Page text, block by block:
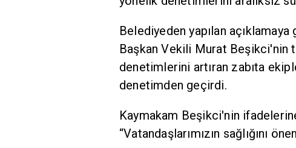
Belediyeden yapılan
Başkan Vekili Murat Beşikci'nin
denetimlerini artıran zabıta
denetimden geçirdi.
Kaymakam Beşikci'nin
“Vatandaşlarımızın sağlığını